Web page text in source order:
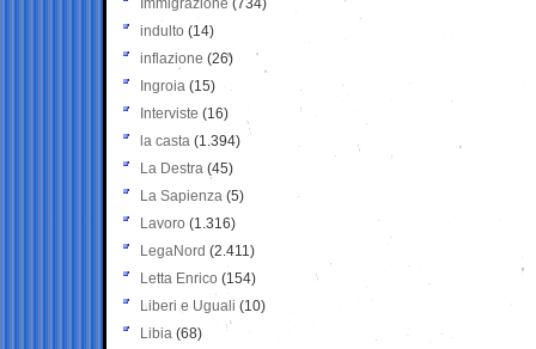
Immigrazione (734)
indulto (14)
inflazione (26)
Ingroia (15)
Interviste (16)
la casta (1.394)
La Destra (45)
La Sapienza (5)
Lavoro (1.316)
LegaNord (2.411)
Letta Enrico (154)
Liberi e Uguali (10)
Libia (68)